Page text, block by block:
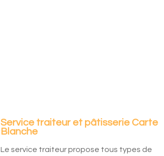
Service traiteur et pâtisserie Carte
Blanche
Le service traiteur propose tous types de